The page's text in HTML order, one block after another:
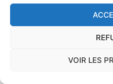
VOIR LES
sisimique faible, modéré,
constructions